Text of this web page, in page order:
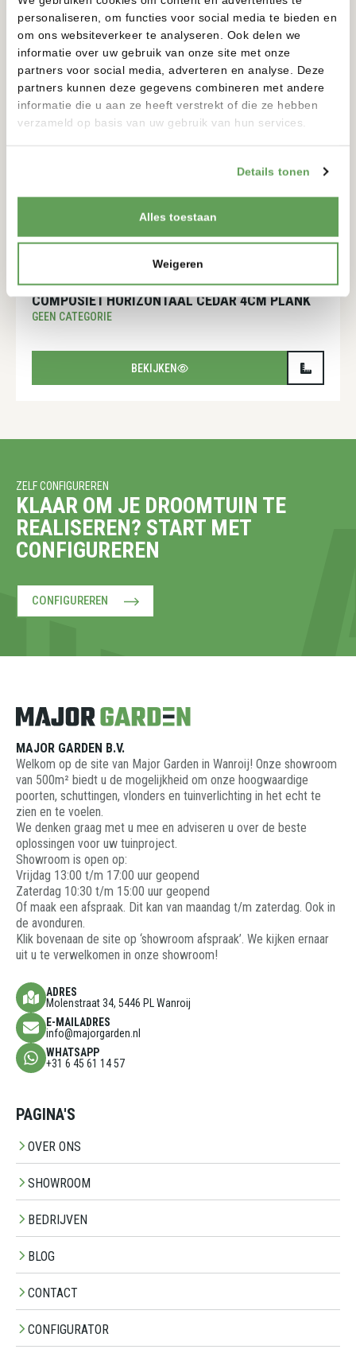
personaliseren, om functies voor social media te bieden en
om ons websiteverkeer te analyseren. Ook delen we
informatie over uw gebruik van onze site met onze
partners voor social media, adverteren en analyse. Deze
partners kunnen deze gegevens combineren met andere
informatie die u aan ze heeft verstrekt of die ze hebben
verzameld op basis van uw gebruik van hun services.
Details tonen
Alles toestaan
Weigeren
GEEN CATEGORIE
BEKIJKEN
COMPOSIET HORIZONTAAL CEDAR 4CM PLANK
GEEN CATEGORIE
BEKIJKEN
ZELF CONFIGUREREN
KLAAR OM JE DROOMTUIN TE
REALISEREN? START MET
CONFIGUREREN
CONFIGUREREN
MAJOR GARDEN B.V.
Welkom op de site van Major Garden in Wanroij! Onze showroom
van 500m² biedt u de mogelijkheid om onze hoogwaardige
poorten, schuttingen, vlonders en tuinverlichting in het echt te
zien en te voelen.
We denken graag met u mee en adviseren u over de beste
oplossingen voor uw tuinproject.
Showroom is open op:
Vrijdag 13:00 t/m 17:00 uur geopend
Zaterdag 10:30 t/m 15:00 uur geopend
Of maak een afspraak. Dit kan van maandag t/m zaterdag. Ook in
de avonduren.
Klik bovenaan de site op ‘showroom afspraak’. We kijken ernaar
uit u te verwelkomen in onze showroom!
ADRES
Molenstraat 34, 5446 PL Wanroij
E-MAILADRES
info@majorgarden.nl
WHATSAPP
+31 6 45 61 14 57
PAGINA'S
OVER ONS
SHOWROOM
BEDRIJVEN
BLOG
CONTACT
CONFIGURATOR